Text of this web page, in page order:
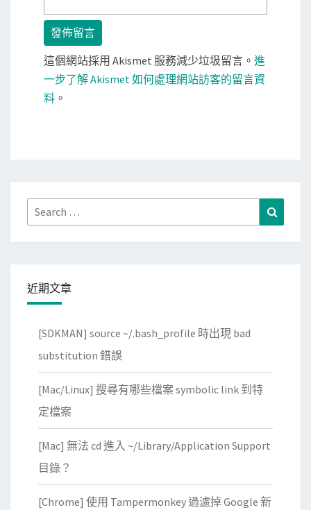
這個網站採用 Akismet 服務減少垃圾留言。 進
一步了解 Akismet 如何處理網站訪客的留言資
料 。
Search
for:
近期文章
[SDKMAN] source ~/.bash_profile 時出現 bad
substitution 錯誤
[Mac/Linux] 搜尋有哪些檔案 symbolic link 到特
定檔案
[Mac] 無法 cd 進入 ~/Library/Application Support
目錄？
[Chrome] 使用 Tampermonkey 過濾掉 Google 新